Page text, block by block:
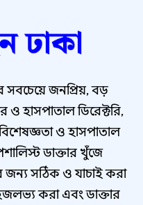
সবচেয়ে জনপ্রিয়, বড়
ও হাসপাতাল ডিরেক্টরি,
ও হাসপাতাল
ডাক্তার খুঁজে
জন্য সঠিক ও যাচাই করা
করা এবং ডাক্তার